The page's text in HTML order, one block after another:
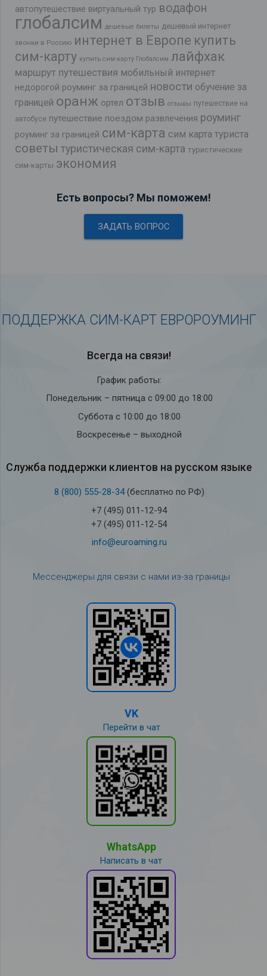
автопутешествие виртуальный тур водафон
глобалсим дешевые билеты дешевый интернет
звонки в Россию интернет в Европе купить
сим-карту купить сим-карту Глобалсим лайфхак
маршрут путешествия мобильный интернет
недорогой роуминг за границей новости обучение за
границей оранж ортел отзыв отзывы путешествие на
автобусе путешествие поездом развлечения роуминг
роуминг за границей сим-карта сим карта туриста
советы туристическая сим-карта туристические
сим-карты экономия
Есть вопросы? Мы поможем!
ЗАДАТЬ ВОПРОС
ПОДДЕРЖКА СИМ-КАРТ ЕВРОРОУМИНГ
Всегда на связи!
График работы:
Понедельник – пятница с 09:00 до 18:00
Суббота с 10:00 до 18:00
Воскресенье – выходной
Служба под­держки кли­ен­тов на рус­ском языке
8 (800) 555-28-34(бесплатно по РФ)
+7 (495) 011-12-94
+7 (495) 011-12-54
info@euroaming.ru
Мессенджеры для связи с нами из-за границы
VK
Перейти в чат
WhatsApp
Написать в чат